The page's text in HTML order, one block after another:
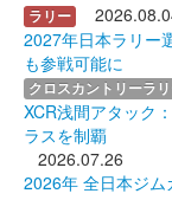
ラリー
2027年日本ラリー
も参戦可能に
クロスカントリーラ
XCR浅間アタック
ラスを制覇
2026.07.26
2026年 全日本ジ